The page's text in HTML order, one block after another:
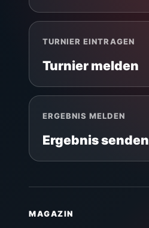
TURNIER EINTRAGEN
Turnier melden
ERGEBNIS MELDEN
Ergebnis senden
MAGAZIN